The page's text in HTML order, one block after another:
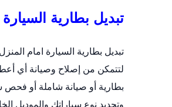
تبديل بطارية
تبديل بطارية السيارة امام
لتتمكن من إصلاح وصيانة أي
وتحديد نوع سياراتك والموديل